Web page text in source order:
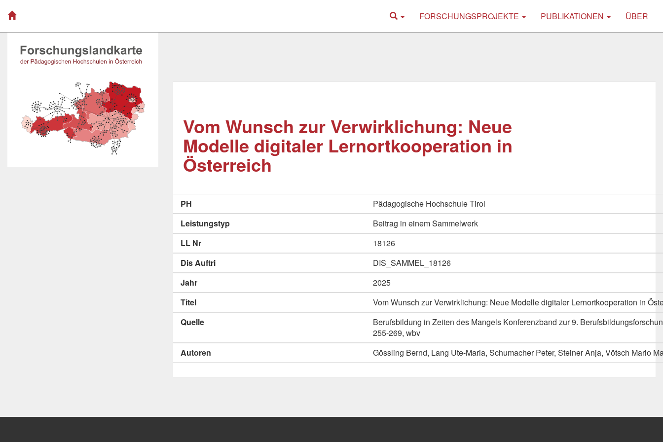
FORSCHUNGSPROJEKTE PUBLIKATIONEN ÜBER
Vom Wunsch zur Verwirklichung: Neue
Modelle digitaler Lernortkooperation in
Österreich
PH
Pädagogische Hochschule Tirol
Leistungstyp
Beitrag in einem Sammelwerk
LL Nr
18126
Dis Auftri
DIS_SAMMEL_18126
Jahr
2025
Titel
Vom Wunsch zur Verwirklichung: Neue Modelle digitaler Lernortkooperation in
Quelle
Berufsbildung in Zeiten des Mangels Konferenzband zur 9.
255-269, wbv
Autoren
Gössling Bernd, Lang Ute-Maria, Schumacher Peter, Steiner Anja, Vötsch Mario